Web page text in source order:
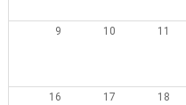
9 10 11
16 17 18